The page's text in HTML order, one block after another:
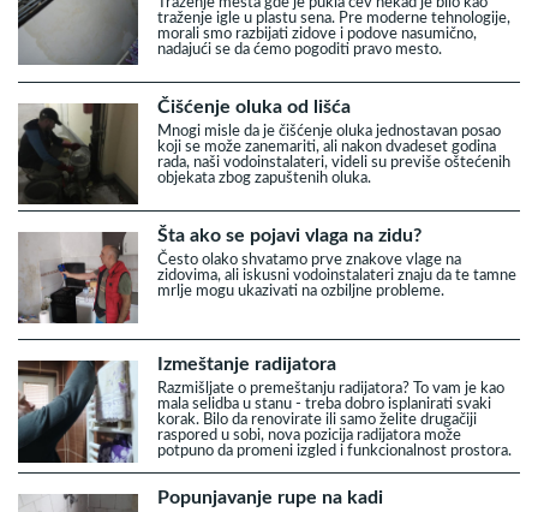
traženje igle u plastu sena. Pre moderne tehnologije,
morali smo razbijati zidove i podove nasumično,
nadajući se da ćemo pogoditi pravo mesto.
Čišćenje oluka od lišća
Mnogi misle da je čišćenje oluka jednostavan posao
koji se može zanemariti, ali nakon dvadeset godina
rada, naši vodoinstalateri, videli su previše oštećenih
objekata zbog zapuštenih oluka.
Šta ako se pojavi vlaga na zidu?
Često olako shvatamo prve znakove vlage na
zidovima, ali iskusni vodoinstalateri znaju da te tamne
mrlje mogu ukazivati na ozbiljne probleme.
Izmeštanje radijatora
Razmišljate o premeštanju radijatora? To vam je kao
mala selidba u stanu - treba dobro isplanirati svaki
korak. Bilo da renovirate ili samo želite drugačiji
raspored u sobi, nova pozicija radijatora može
potpuno da promeni izgled i funkcionalnost prostora.
Popunjavanje rupe na kadi